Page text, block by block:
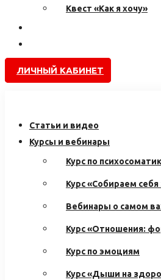
Квест «Как я хочу»
ЛИЧНЫЙ КАБИНЕТ
Статьи и видео
Курсы и вебинары
Курс по
Курс «Собираем себя
Вебинары о самом
Курс «Отношения:
Курс по эмоциям
Курс «Дыши на